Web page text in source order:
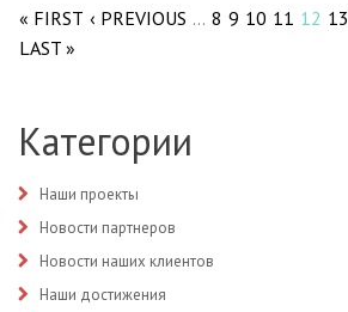
« FIRST ‹ PREVIOUS … 8 9 10 11 12 13
LAST »
Категории
Наши проекты
Новости партнеров
Новости наших клиентов
Наши достижения